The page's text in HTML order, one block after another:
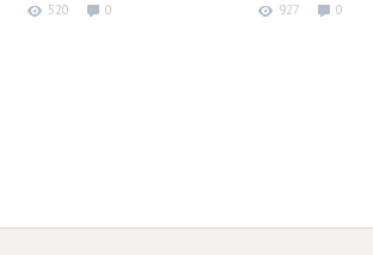
520 0 927 0